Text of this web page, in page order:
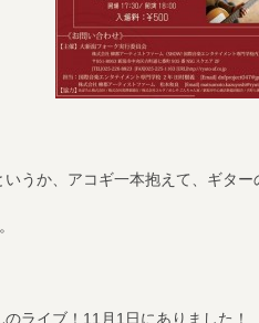
うか、アコギ一本抱えて、ギター
ライブ！11月1日にありました！